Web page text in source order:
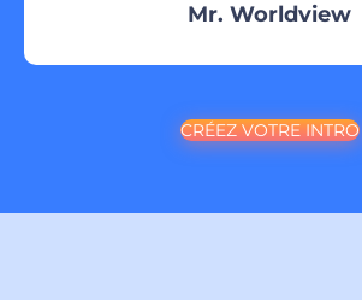
Mr. Worldview
CRÉEZ VOTRE INTRO